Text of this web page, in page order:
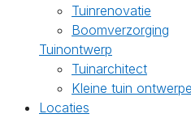
Tuinrenovatie
Boomverzorging
Tuinontwerp
Tuinarchitect
Kleine tuin
Locaties